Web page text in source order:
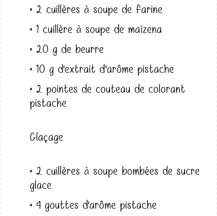
• 2 cuillères à soupe de farine
• 1 cuillère à soupe de maïzena
• 20 g de beurre
• 10 g d'extrait d’arôme pistache
• 2 pointes de couteau de colorant
pistache
Glaçage
• 2 cuillères à soupe bombées de sucre
glace
• 4 gouttes d'arôme pistache